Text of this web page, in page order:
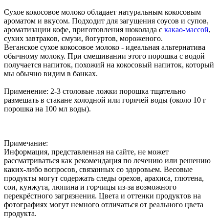
Сухое кокосовое молоко обладает натуральным кокосовым
ароматом и вкусом. Подходит для загущения соусов и супов,
ароматизации кофе, приготовления шоколада с какао-массой,
сухих завтраков, смузи, йогуртов, мороженого.
Веганское сухое кокосовое молоко - идеальная альтернатива
обычному молоку. При смешивании этого порошка с водой
получается напиток, похожий на кокосовый напиток, который
мы обычно видим в банках.
Применение: 2-3 столовые ложки порошка тщательно
размешать в стакане холодной или горячей воды (около 10 г
порошка на 100 мл воды).
Примечание:
Информация, представленная на сайте, не может
рассматриваться как рекомендация по лечению или решению
каких-либо вопросов, связанных со здоровьем. Весовые
продукты могут содержать следы орехов, арахиса, глютена,
сои, кунжута, люпина и горчицы из-за возможного
перекрёстного загрязнения. Цвета и оттенки продуктов на
фотографиях могут немного отличаться от реального цвета
продукта.